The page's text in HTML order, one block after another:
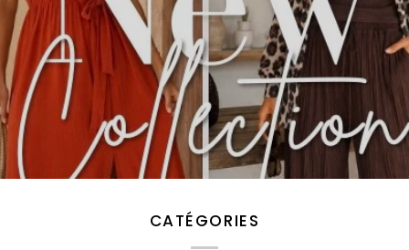
CATÉGORIES